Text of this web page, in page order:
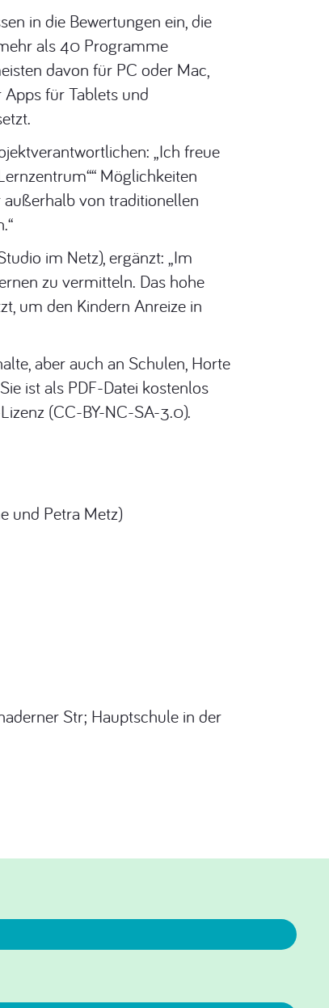
in die Bewertungen ein, die
als 40 Programme
davon für PC oder Mac,
für Tablets und
„Ich freue
Möglichkeiten
von traditionellen
im Netz), ergänzt: „Im
zu vermitteln. Das hohe
um den Kindern Anreize in
aber auch an Schulen, Horte
ist als PDF-Datei kostenlos
(CC-BY-NC-SA-3.0).
und Petra Metz)
Str; Hauptschule in der